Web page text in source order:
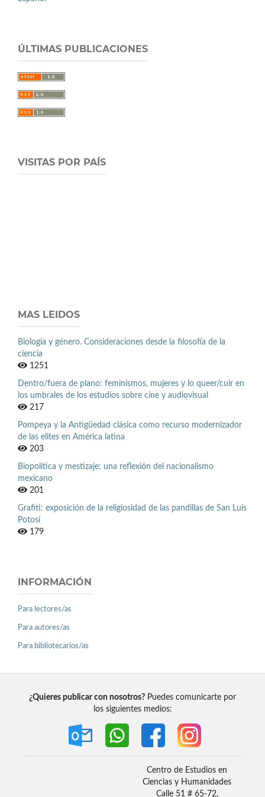
ÚLTIMAS PUBLICACIONES
VISITAS POR PAÍS
MAS LEIDOS
Biología y género. Consideraciones desde la filosofía de la
ciencia
1251
Dentro/fuera de plano: feminismos, mujeres y lo queer/cuir en
los umbrales de los estudios sobre cine y audiovisual
217
Pompeya y la Antigüedad clásica como recurso modernizador
de las elites en América latina
203
Biopolítica y mestizaje: una reflexión del nacionalismo
mexicano
201
Grafiti: exposición de la religiosidad de las pandillas de San Luis
Potosí
179
INFORMACIÓN
Para lectores/as
Para autores/as
Para bibliotecarios/as
¿Quieres publicar con nosotros? Puedes comunicarte por
los siguientes medios:
Centro de Estudios en
Ciencias y Humanidades
Calle 51 # 65-72,